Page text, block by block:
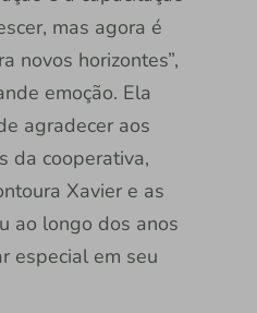
mas agora é
novos horizontes”,
emoção. Ela
agradecer aos
da cooperativa,
Xavier e as
ao longo dos anos
especial em seu